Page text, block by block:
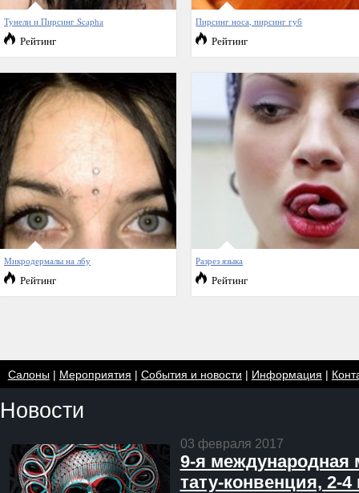
Тунели и Пирсинг Scapha
Рейтинг
Пирсинг носа, пирсинг губ
Рейтинг
Микродермалы на лбу
Рейтинг
Разрез языка
Рейтинг
Салоны| Мероприятия | События и новости | Информация |
Новости
03 февраля 2017
9-я международная
тату-конвенция, 2-